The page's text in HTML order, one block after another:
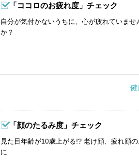
「ココロのお疲れ度」チェック
自分が気付かないうちに、心が疲れていませ
か？
健
「顔のたるみ度」チェック
見た目年齢が10歳上がる!? 老け顔、疲れ顔の
に…